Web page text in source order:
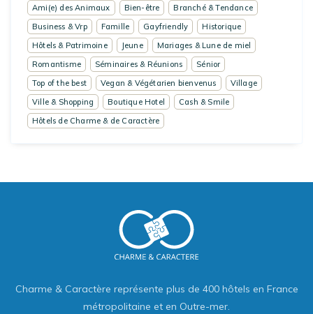
Ami(e) des Animaux Bien-être
Branché & Tendance
Business & Vrp
Famille Gayfriendly
Historique
Hôtels & Patrimoine
Jeune
Mariages & Lune de miel
Romantisme
Séminaires & Réunions
Sénior
Top of the best
Vegan & Végétarien bienvenus
Village
Ville & Shopping
Boutique Hotel
Cash & Smile
Hôtels de Charme & de Caractère
Charme & Caractère représente plus de 400 hôtels en France
métropolitaine et en Outre-mer.